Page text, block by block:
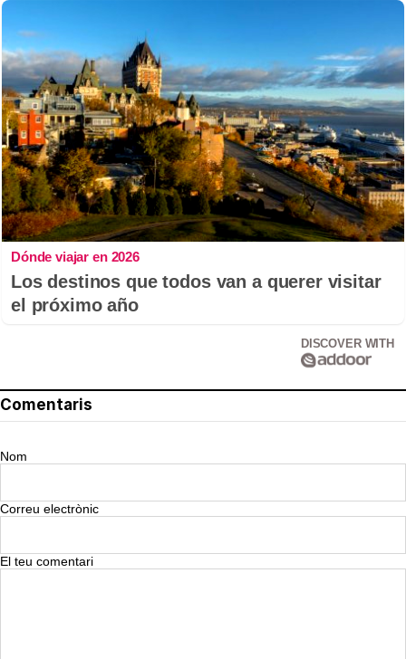
Dónde viajar en 2026
Los destinos que todos van a querer visitar
el próximo año
DISCOVER WITH
Comentaris
Nom
Correu electrònic
El teu comentari